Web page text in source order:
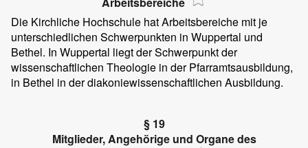
Die Kirchliche Hochschule hat Arbeitsbereiche mit je
unterschiedlichen Schwerpunkten in Wuppertal und
Bethel. In Wuppertal liegt der Schwerpunkt der
wissenschaftlichen Theologie in der Pfarramtsausbildung,
in Bethel in der diakoniewissenschaftlichen Ausbildung.
§ 19
Mitglieder, Angehörige und Organe des